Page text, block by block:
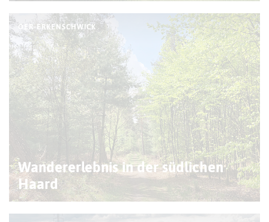
OER-ERKENSCHWICK
Wandererlebnis in der südlichen
Haard